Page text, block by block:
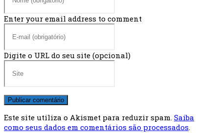
Enter your email address to comment
Digite o URL do seu site (opcional)
Este site utiliza o Akismet para reduzir spam. Saiba
como seus dados em comentários são processados.